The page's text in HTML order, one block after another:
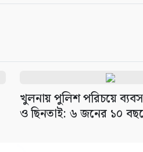
খুলনায় পুলিশ পরিচয়ে
ও ছিনতাই: ৬ জনের ১০